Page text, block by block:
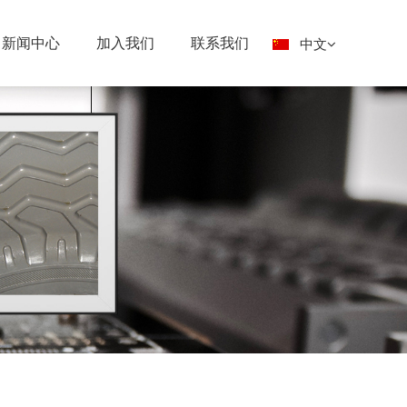
中文
新闻中心 加入我们 联系我们